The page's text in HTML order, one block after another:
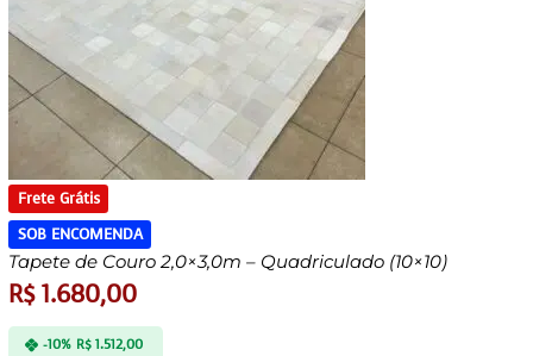
Frete Grátis
SOB ENCOMENDA
Tapete de Couro 2,0×3,0m – Quadriculado (10×10)
R$1.680,00
-10% R$1.512,00